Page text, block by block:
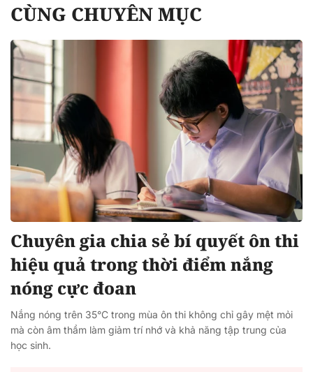
CÙNG CHUYÊN MỤC
Chuyên gia chia sẻ bí quyết ôn thi
hiệu quả trong thời điểm nắng
nóng cực đoan
Nắng nóng trên 35°C trong mùa ôn thi không chỉ gây mệt mỏi
mà còn âm thầm làm giảm trí nhớ và khả năng tập trung của
học sinh.